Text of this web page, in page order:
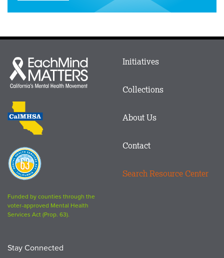
Each
Mind
Matters
CalMHSA
logo
Proposition
63
logo
Funded by counties through the
voter-approved Mental Health
Services Act (Prop. 63).
Stay Connected
Main
Footer
Initiatives
Collections
About Us
Contact
Search Resource Center